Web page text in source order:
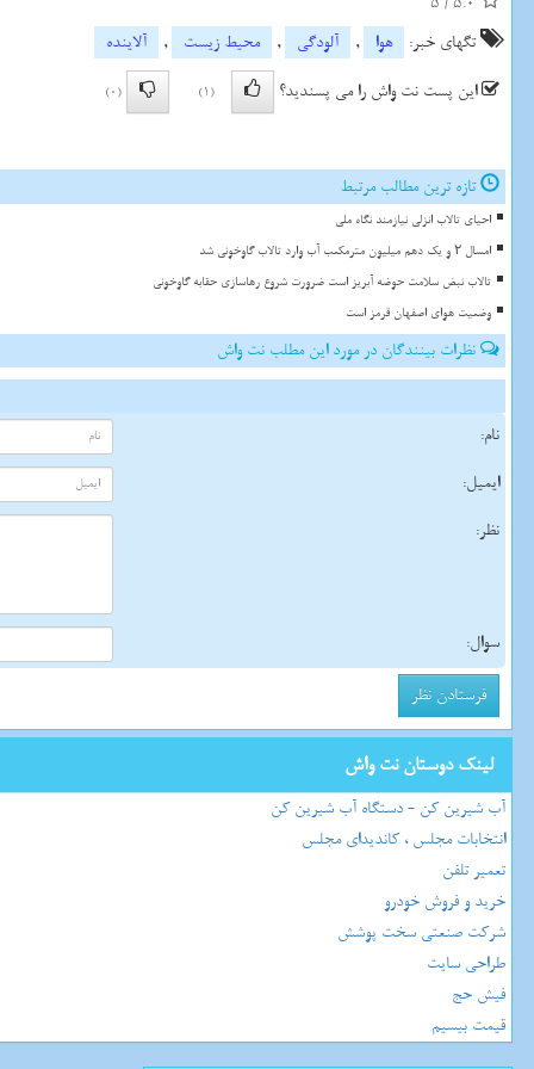
تگهای خبر:
هوا , آلودگی , محیط زیست ,
آلاینده
این پست نت واش را می پسندید؟
(1)
(0)
تازه ترین مطالب مرتبط
احیای تالاب انزلی نیازمند نگاه ملی
امسال ۲ و یک دهم میلیون مترمکعب آب وارد تالاب گاوخونی شد
تالاب نبض سلامت حوضه آبریز است ضرورت شروع رهاسازی حقابه گاوخونی
وضعیت هوای اصفهان قرمز است
نظرات بینندگان در مورد این مطلب نت واش
نام:
ایمیل:
نظر:
سوال:
لینک دوستان نت واش
آب شیرین کن - دستگاه آب شیرین کن
انتخابات مجلس ، کاندیدای مجلس
تعمیر تلفن
خرید و فروش خودرو
شرکت صنعتی سخت پوشش
طراحی سایت
فیش حج
قیمت بیسیم